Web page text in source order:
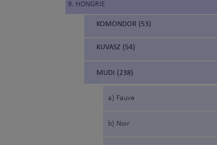
9. HONGRIE
KOMONDOR (53)
KUVASZ (54)
MUDI (238)
a) Fauve
b) Noir